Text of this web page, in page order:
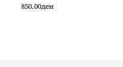
850.00ден